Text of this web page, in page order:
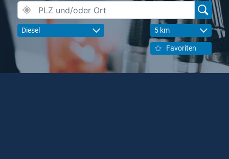
Diesel 5 km
Favoriten